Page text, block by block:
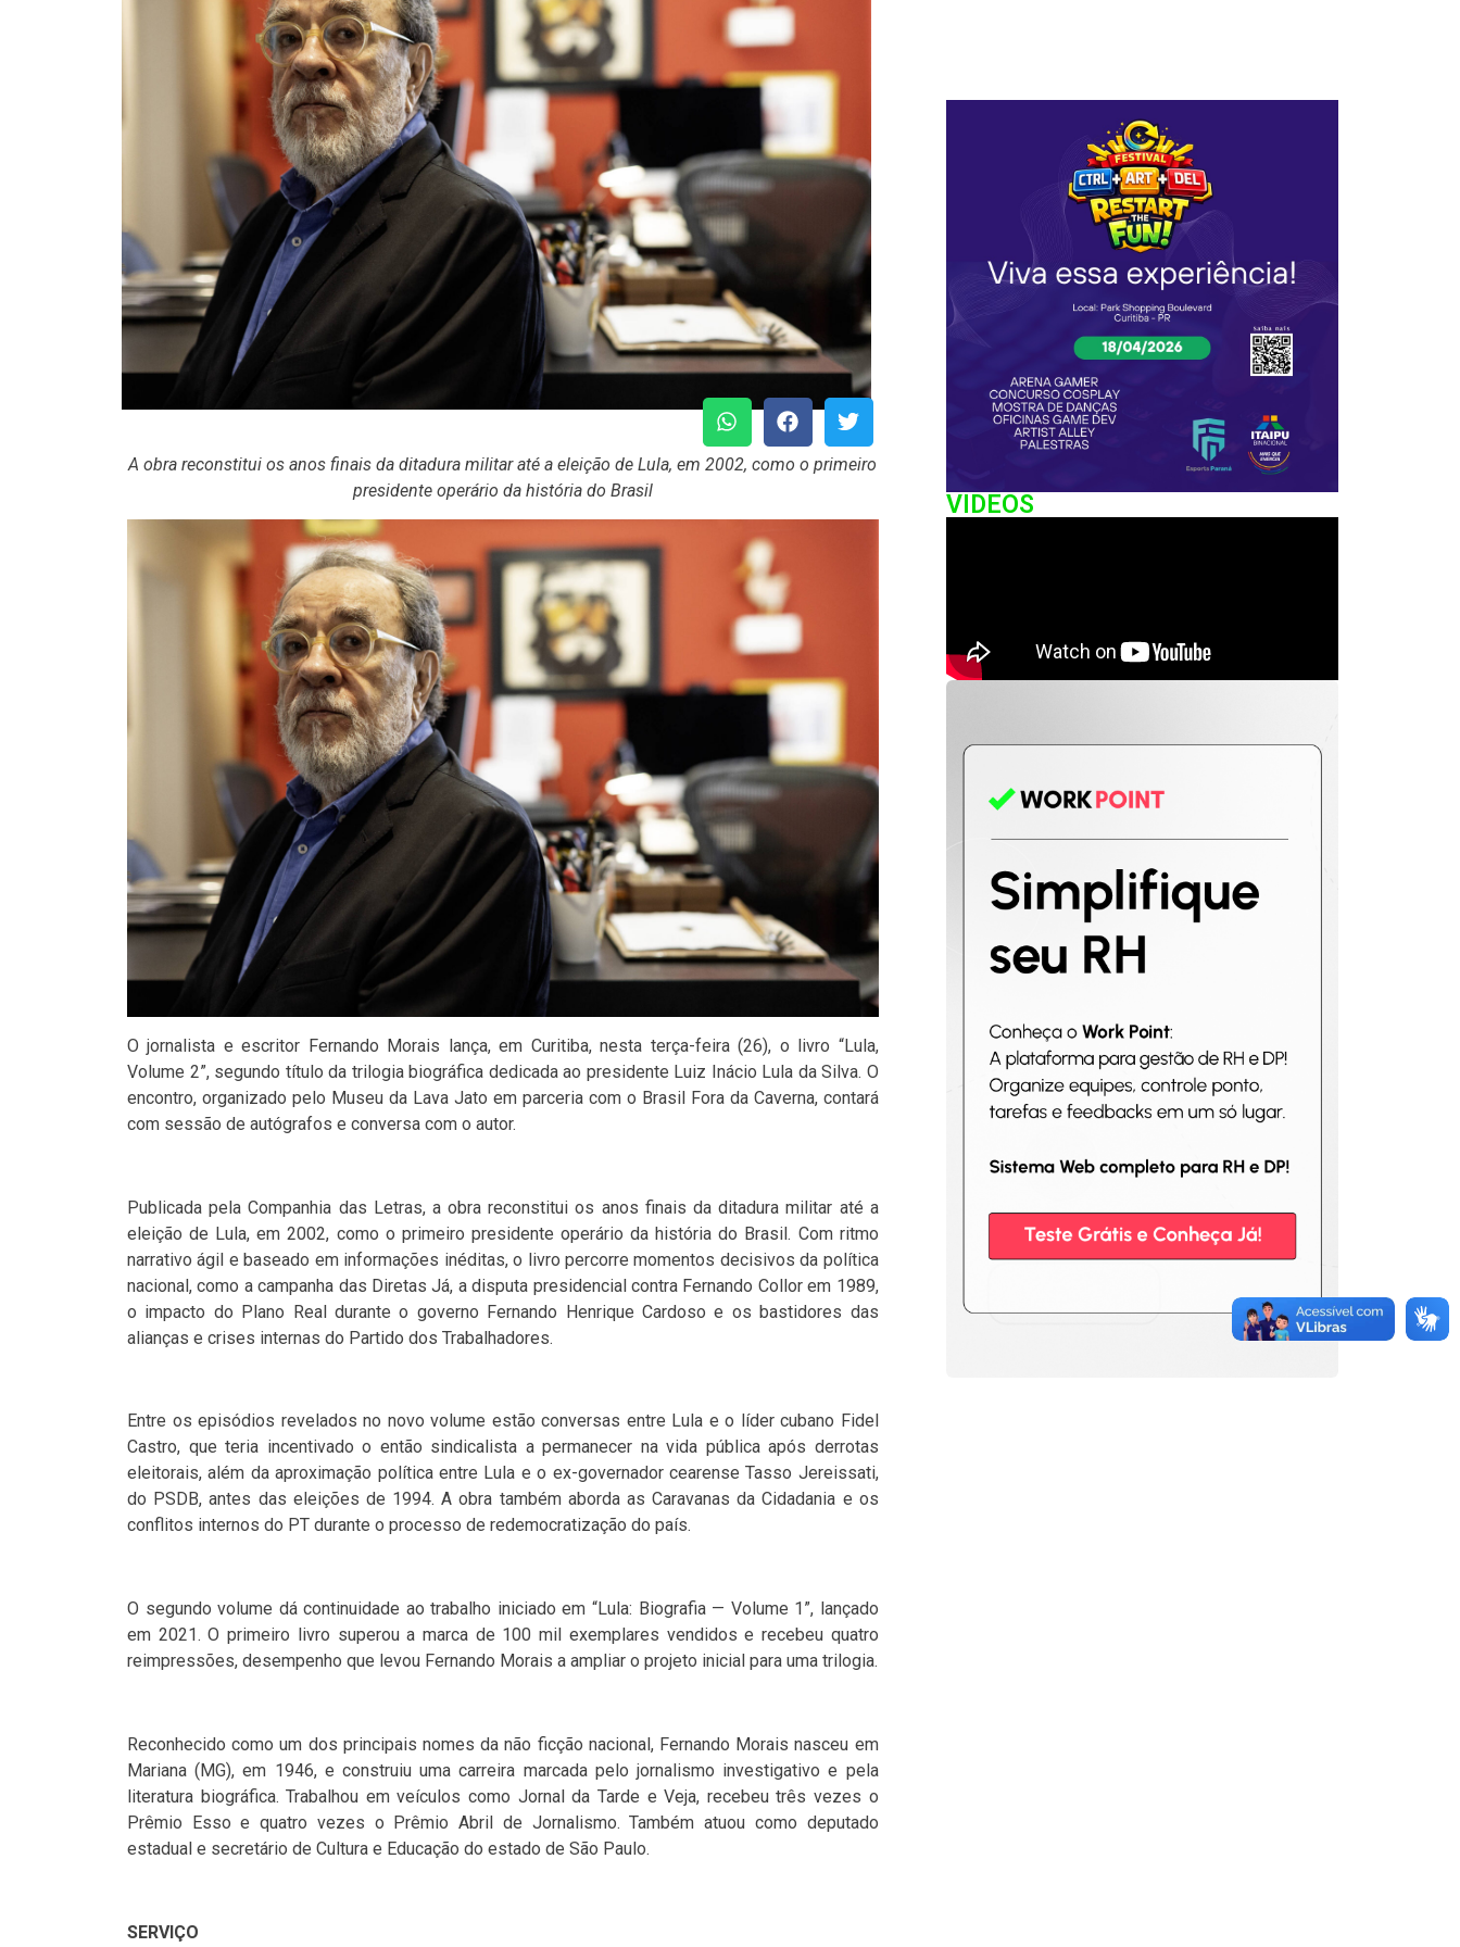
A obra reconstitui os anos finais da ditadura militar até a eleição de Lula, em 2002, como o primeiro
presidente operário da história do Brasil
O jornalista e escritor Fernando Morais lança, em Curitiba, nesta terça-feira (26), o livro “Lula,
Volume 2”, segundo título da trilogia biográfica dedicada ao presidente Luiz Inácio Lula da Silva. O
encontro, organizado pelo Museu da Lava Jato em parceria com o Brasil Fora da Caverna, contará
com sessão de autógrafos e conversa com o autor.
Publicada pela Companhia das Letras, a obra reconstitui os anos finais da ditadura militar até a
eleição de Lula, em 2002, como o primeiro presidente operário da história do Brasil. Com ritmo
narrativo ágil e baseado em informações inéditas, o livro percorre momentos decisivos da política
nacional, como a campanha das Diretas Já, a disputa presidencial contra Fernando Collor em 1989,
o impacto do Plano Real durante o governo Fernando Henrique Cardoso e os bastidores das
alianças e crises internas do Partido dos Trabalhadores.
Entre os episódios revelados no novo volume estão conversas entre Lula e o líder cubano Fidel
Castro, que teria incentivado o então sindicalista a permanecer na vida pública após derrotas
eleitorais, além da aproximação política entre Lula e o ex-governador cearense Tasso Jereissati,
do PSDB, antes das eleições de 1994. A obra também aborda as Caravanas da Cidadania e os
conflitos internos do PT durante o processo de redemocratização do país.
O segundo volume dá continuidade ao trabalho iniciado em “Lula: Biografia — Volume 1”, lançado
em 2021. O primeiro livro superou a marca de 100 mil exemplares vendidos e recebeu quatro
reimpressões, desempenho que levou Fernando Morais a ampliar o projeto inicial para uma trilogia.
Reconhecido como um dos principais nomes da não ficção nacional, Fernando Morais nasceu em
Mariana (MG), em 1946, e construiu uma carreira marcada pelo jornalismo investigativo e pela
literatura biográfica. Trabalhou em veículos como Jornal da Tarde e Veja, recebeu três vezes o
Prêmio Esso e quatro vezes o Prêmio Abril de Jornalismo. Também atuou como deputado
estadual e secretário de Cultura e Educação do estado de São Paulo.
SERVIÇO
VIDEOS